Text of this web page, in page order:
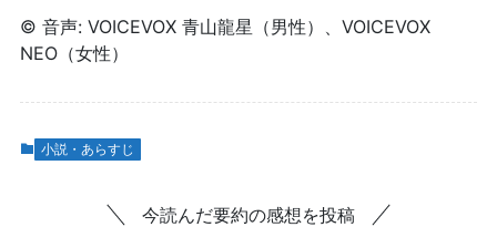
© 音声: VOICEVOX 青山龍星（男性）、VOICEVOX
NEO（女性）
小説・あらすじ
今読んだ要約の感想を投稿